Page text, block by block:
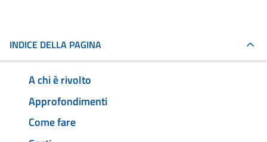
INDICE DELLA PAGINA
A chi è rivolto
Approfondimenti
Come fare